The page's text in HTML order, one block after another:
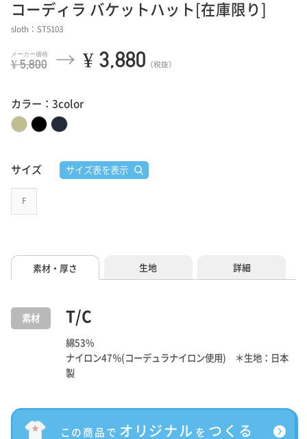
コーディラ バケットハット[在庫限り]
sloth：ST5103
¥ 5,800 ¥ 3,880 （税抜）
カラー：3color
サイズ サイズ表を表示
F
素材・厚さ 生地 詳細
素材 T/C
綿53%
ナイロン47％(コーデュラナイロン使用) ＊生地：日本
製
この商品で オリジナル を つくる